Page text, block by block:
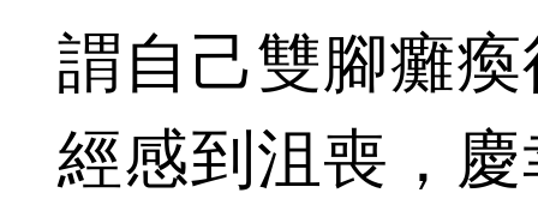
謂自己雙腳癱
經感到沮喪，